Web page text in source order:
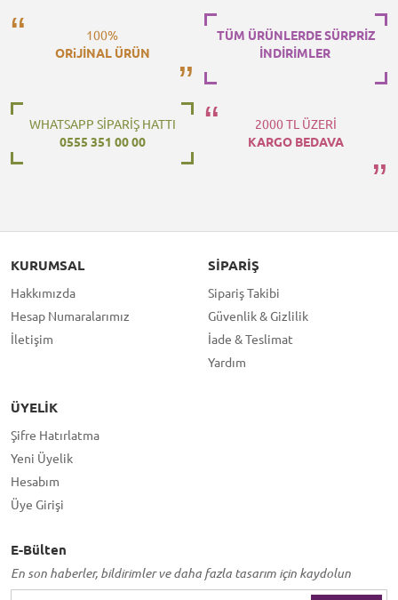
100%
ORiJİNAL ÜRÜN
TÜM ÜRÜNLERDE SÜRPRİZ
İNDİRİMLER
WHATSAPP SİPARİŞ HATTI
0555 351 00 00
2000 TL ÜZERİ
KARGO BEDAVA
KURUMSAL
Hakkımızda
Hesap Numaralarımız
İletişim
SIPARIŞ
Sipariş Takibi
Güvenlik & Gizlilik
İade & Teslimat
Yardım
ÜYELIK
Şifre Hatırlatma
Yeni Üyelik
Hesabım
Üye Girişi
E-Bülten
En son haberler, bildirimler ve daha fazla tasarım için kaydolun